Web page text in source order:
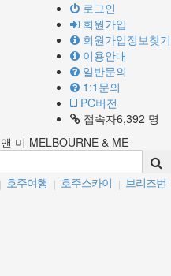
로그인
회원가입
회원가입정보찾기
이용안내
일반문의
1:1문의
PC버전
접속자6,392 명
미 MELBOURNE & ME
| 호주여행 | 호주스카이 | 브리즈번